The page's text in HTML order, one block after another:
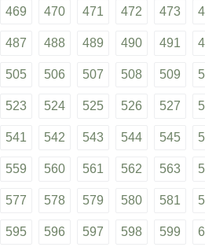
469 470 471 472 473
487 488 489 490 491
505 506 507 508 509
523 524 525 526 527
541 542 543 544 545
559 560 561 562 563
577 578 579 580 581
595 596 597 598 599